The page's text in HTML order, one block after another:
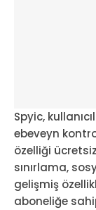
Spyic,
ebeveyn
özelliği
sınırlama,
gelişmiş
aboneliğe